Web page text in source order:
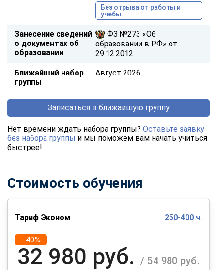
Без отрыва от работы и
учебы
Занесение сведений
о документах об
образовании
ФЗ №273 «Об
образовании в РФ» от
29.12.2012
Ближайший набор
группы
Август 2026
Записаться в ближайшую группу
Нет времени ждать набора группы? Оставьте заявку
без набора группы и мы поможем вам начать учиться
быстрее!
Стоимость обучения
Тариф Эконом 250-400 ч.
- 40%
32 980 руб. / 54 980 руб.